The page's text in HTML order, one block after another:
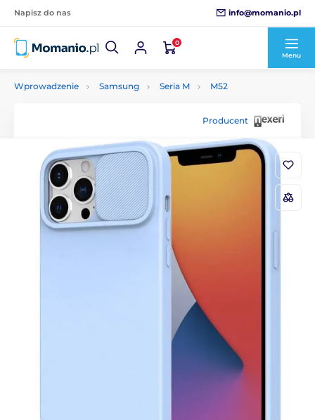
Napisz do nas info@momanio.pl
0
Menu
Wprowadzenie Samsung Seria M M52
Producent